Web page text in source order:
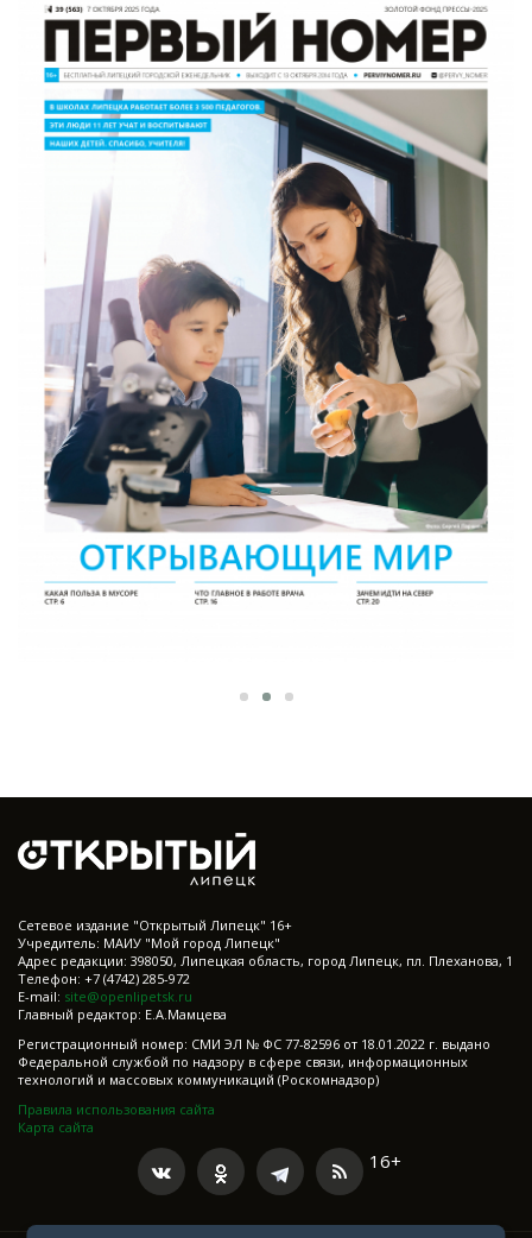
Cетевое издание "Открытый Липецк" 16+
Учредитель: МАИУ "Мой город Липецк"
Адрес редакции: 398050, Липецкая область, город Липецк, пл. Плеханова, 1
Телефон: +7 (4742) 285-972
E-mail: site@openlipetsk.ru
Главный редактор: Е.А.Мамцева
Регистрационный номер: СМИ ЭЛ № ФС 77-82596 от 18.01.2022 г. выдано
Федеральной службой по надзору в сфере связи, информационных
технологий и массовых коммуникаций (Роскомнадзор)
Правила использования сайта
Карта сайта
16+